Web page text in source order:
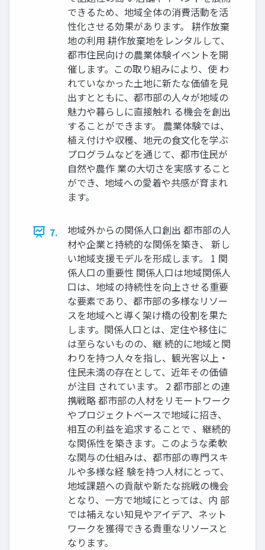
できるため、地域全体の消費活動を活
性化させる効果があります。 耕作放棄
地の利用 耕作放棄地をレンタルして、
都市住民向けの農業体験イベントを開
催します。この取り組みにより、使 わ
れていなかった土地に新たな価値を見
出すとともに、都市部の人々が地域の
魅力や暮らしに直接触れ る機会を創出
することができます。 農業体験では、
植え付けや収穫、地元の食文化を学ぶ
プログラムなどを通じて、都市住民が
自然や農作 業の大切さを実感すること
ができ、地域への愛着や共感が育まれ
ます。
7.
地域外からの関係人口創出 都市部の人
材や企業と持続的な関係を築き、 新し
い地域支援モデルを形成します。 1 関
係人口の重要性 関係人口は地域関係人
口は、地域の持続性を向上させる重要
な要素であり、都市部の多様なリソー
スを地域へと導く架け橋の役割を果た
します。関係人口とは、定住や移住に
は至らないものの、継 続的に地域と関
わりを持つ人々を指し、観光客以上・
住民未満の存在として、近年その価値
が注目 されています。 2 都市部との連
携戦略 都市部の人材をリモートワーク
やプロジェクトベースで地域に招き、
相互の利益を追求することで 、継続的
な関係性を築きます。このような柔軟
な関与の仕組みは、都市部の専門スキ
ルや多様な経 験を持つ人材にとって、
地域課題への貢献や新たな挑戦の機会
となり、一方で地域にとっては、内 部
では補えない知見やアイデア、ネット
ワークを獲得できる貴重なリソースと
なります。